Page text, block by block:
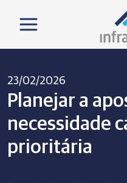
23/02/2026
Planejar a
necessidade
prioritária